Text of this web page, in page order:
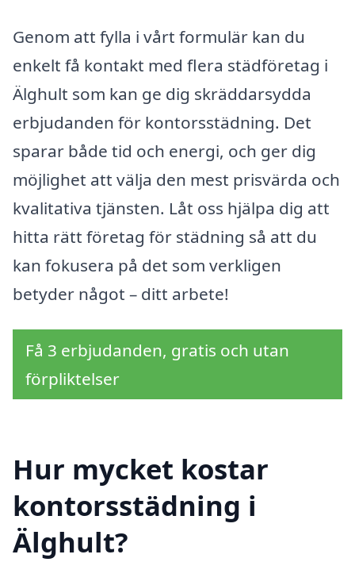
Genom att fylla i vårt formulär kan du
enkelt få kontakt med flera städföretag i
Älghult som kan ge dig skräddarsydda
erbjudanden för kontorsstädning. Det
sparar både tid och energi, och ger dig
möjlighet att välja den mest prisvärda och
kvalitativa tjänsten. Låt oss hjälpa dig att
hitta rätt företag för städning så att du
kan fokusera på det som verkligen
betyder något – ditt arbete!
Få 3 erbjudanden, gratis och utan
förpliktelser
Hur mycket kostar
kontorsstädning i
Älghult?